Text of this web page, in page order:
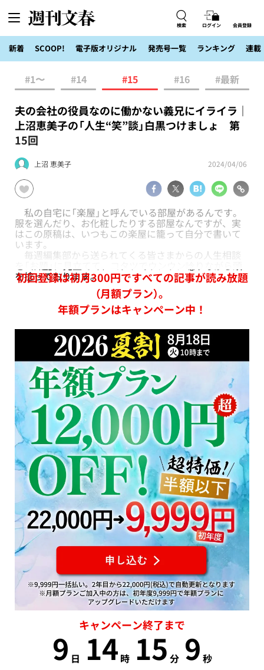
検索 ログイン 会員登録
新着 SCOOP! 電子版オリジナル 発売号一覧 ランキング 連載
#1〜 #14 #15 #16 #最新
夫の会社の役員なのに働かない義兄にイライラ｜
上沼恵美子の「人生“笑”談」白黒つけましょ 第
15回
上沼 恵美子 2024/04/06
私の自宅に「楽屋」と呼んでいる部屋があるんです。
服を選んだり、お化粧したりする部屋なんですが、実
はこの原稿は、いつもこの楽屋に籠って自分で書いて
います。
毎週編集部から送られてくる皆さまからの人生相談
を捻っております。
初回登録は初月300円ですべての記事が読み放題
（月額プラン）。
年額プランはキャンペーン中！
キャンペーン終了まで
9 日 14 時 15 分 9 秒